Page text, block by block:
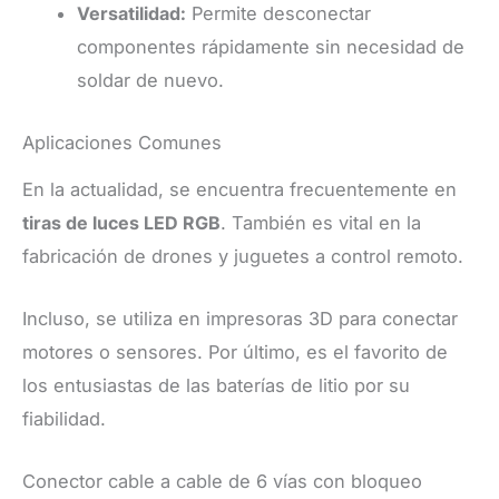
Versatilidad: Permite desconectar
componentes rápidamente sin necesidad de
soldar de nuevo.
Aplicaciones Comunes
En la actualidad, se encuentra frecuentemente en
tiras de luces LED RGB. También es vital en la
fabricación de drones y juguetes a control remoto.
Incluso, se utiliza en impresoras 3D para conectar
motores o sensores. Por último, es el favorito de
los entusiastas de las baterías de litio por su
fiabilidad.
Conector cable a cable de 6 vías con bloqueo